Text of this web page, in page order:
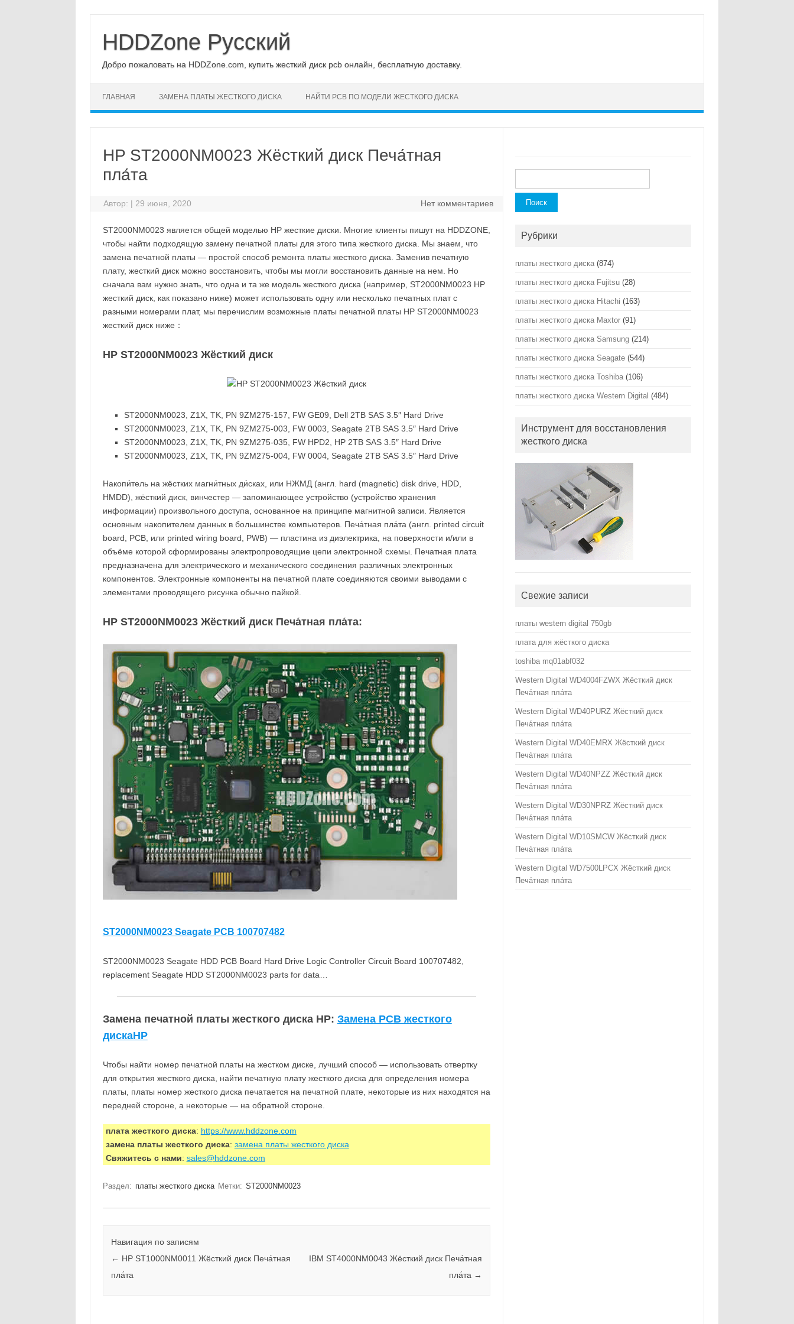
содержимому
HDDZone Русский
Добро пожаловать на HDDZone.com, купить жесткий диск pcb онлайн, бесплатную доставку.
ГЛАВНАЯ ЗАМЕНА ПЛАТЫ ЖЕСТКОГО ДИСКА НАЙТИ PCB ПО МОДЕЛИ ЖЕСТКОГО ДИСКА
HP ST2000NM0023 Жёсткий диск Печа́тная
пла́та
Автор: | 29 июня, 2020 Нет комментариев
ST2000NM0023 является общей моделью HP жесткие диски. Многие клиенты пишут на HDDZONE,
чтобы найти подходящую замену печатной платы для этого типа жесткого диска. Мы знаем, что
замена печатной платы — простой способ ремонта платы жесткого диска. Заменив печатную
плату, жесткий диск можно восстановить, чтобы мы могли восстановить данные на нем. Но
сначала вам нужно знать, что одна и та же модель жесткого диска (например, ST2000NM0023 HP
жесткий диск, как показано ниже) может использовать одну или несколько печатных плат с
разными номерами плат, мы перечислим возможные платы печатной платы HP ST2000NM0023
жесткий диск ниже：
HP ST2000NM0023 Жёсткий диск
ST2000NM0023, Z1X, TK, PN 9ZM275-157, FW GE09, Dell 2TB SAS 3.5″ Hard Drive
ST2000NM0023, Z1X, TK, PN 9ZM275-003, FW 0003, Seagate 2TB SAS 3.5″ Hard Drive
ST2000NM0023, Z1X, TK, PN 9ZM275-035, FW HPD2, HP 2TB SAS 3.5″ Hard Drive
ST2000NM0023, Z1X, TK, PN 9ZM275-004, FW 0004, Seagate 2TB SAS 3.5″ Hard Drive
Накопи́тель на жёстких магни́тных ди́сках, или НЖМД (англ. hard (magnetic) disk drive, HDD,
HMDD), жёсткий диск, винчестер — запоминающее устройство (устройство хранения
информации) произвольного доступа, основанное на принципе магнитной записи. Является
основным накопителем данных в большинстве компьютеров. Печа́тная пла́та (англ. printed circuit
board, PCB, или printed wiring board, PWB) — пластина из диэлектрика, на поверхности и/или в
объёме которой сформированы электропроводящие цепи электронной схемы. Печатная плата
предназначена для электрического и механического соединения различных электронных
компонентов. Электронные компоненты на печатной плате соединяются своими выводами с
элементами проводящего рисунка обычно пайкой.
HP ST2000NM0023 Жёсткий диск Печа́тная пла́та:
ST2000NM0023 Seagate PCB 100707482
ST2000NM0023 Seagate HDD PCB Board Hard Drive Logic Controller Circuit Board 100707482,
replacement Seagate HDD ST2000NM0023 parts for data…
Замена печатной платы жесткого диска HP: Замена PCB жесткого
дискаHP
Чтобы найти номер печатной платы на жестком диске, лучший способ — использовать отвертку
для открытия жесткого диска, найти печатную плату жесткого диска для определения номера
платы, платы номер жесткого диска печатается на печатной плате, некоторые из них находятся на
передней стороне, а некоторые — на обратной стороне.
плата жесткого диска: https://www.hddzone.com
замена платы жесткого диска: замена платы жесткого диска
Свяжитесь с нами: sales@hddzone.com
Раздел: платы жесткого диска Метки: ST2000NM0023
Навигация по записям
← HP ST1000NM0011 Жёсткий диск Печа́тная
пла́та
IBM ST4000NM0043 Жёсткий диск Печа́тная
пла́та →
Рубрики
платы жесткого диска (874)
платы жесткого диска Fujitsu (28)
платы жесткого диска Hitachi (163)
платы жесткого диска Maxtor (91)
платы жесткого диска Samsung (214)
платы жесткого диска Seagate (544)
платы жесткого диска Toshiba (106)
платы жесткого диска Western Digital (484)
Инструмент для восстановления
жесткого диска
Свежие записи
платы western digital 750gb
плата для жёсткого диска
toshiba mq01abf032
Western Digital WD4004FZWX Жёсткий диск
Печа́тная пла́та
Western Digital WD40PURZ Жёсткий диск
Печа́тная пла́та
Western Digital WD40EMRX Жёсткий диск
Печа́тная пла́та
Western Digital WD40NPZZ Жёсткий диск
Печа́тная пла́та
Western Digital WD30NPRZ Жёсткий диск
Печа́тная пла́та
Western Digital WD10SMCW Жёсткий диск
Печа́тная пла́та
Western Digital WD7500LPCX Жёсткий диск
Печа́тная пла́та